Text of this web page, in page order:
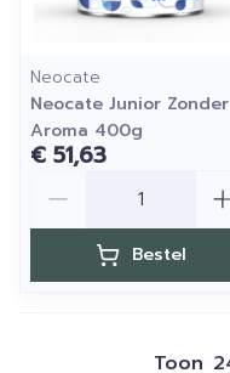
Neocate
Neocate Junior Zonder
Aroma 400g
€ 51,63
Bestel
Toon